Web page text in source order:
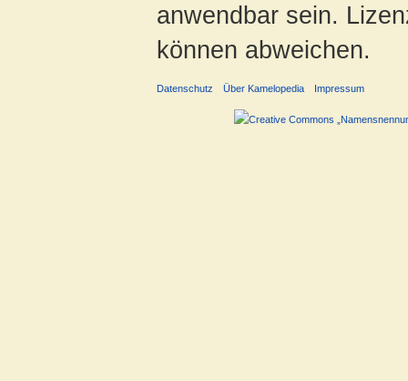
anwendbar sein.
können abweichen.
Datenschutz Über Kamelopedia Impressum